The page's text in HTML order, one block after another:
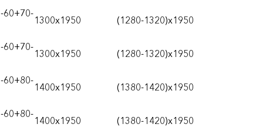
60+70-
1300x1950 (1280-1320)х1950
60+70-
1300x1950 (1280-1320)х1950
60+80-
1400x1950 (1380-1420)х1950
60+80-
1400x1950 (1380-1420)х1950